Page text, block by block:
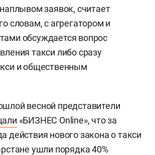
заявок, считает
словам, с агрегатором и
обсуждается вопрос
такси либо сразу
и общественным
весной представители
«БИЗНЕС Online», что за
действия нового закона о такси
ушли порядка 40%